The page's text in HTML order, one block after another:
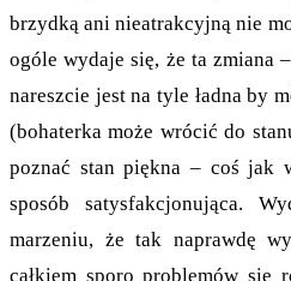
brzydką ani nieatrakcyjną nie
ogóle wydaje się, że ta zmiana
nareszcie jest na tyle ładna by
(bohaterka może wrócić do
poznać stan piękna – coś jak
sposób satysfakcjonująca.
marzeniu, że tak naprawdę
całkiem sporo problemów się